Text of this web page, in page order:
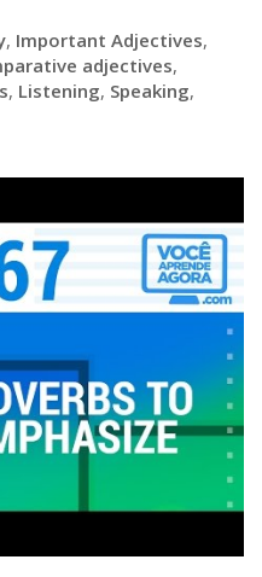
, Important Adjectives,
adjectives,
, Listening, Speaking,